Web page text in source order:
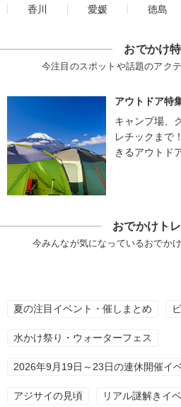
香川
愛媛 徳島
おでかけ
今注目のスポットや話題のアク
アウトドア特
キャンプ場、
レチックまで
きるアウトド
おでかけト
今みんなが気になっているおでか
夏の注目イベント・催しまとめ
水かけ祭り・ウォーターフェス
2026年9月19日～23日の連休開催イ
アジサイの見頃 リアル謎解きイ